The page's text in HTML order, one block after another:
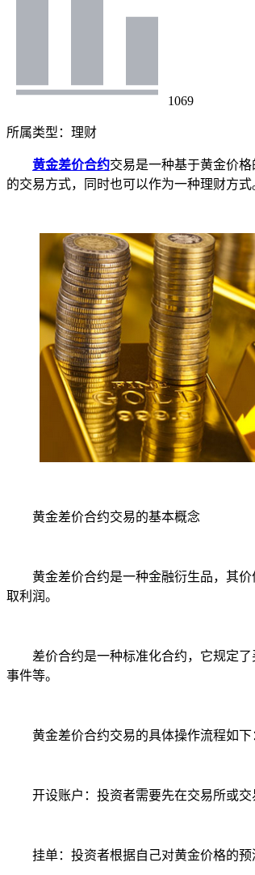
1069
所属类型： 理财
黄金差价合约交易是一种基于黄金价
的交易方式，同时也可以作为一种理财方式
黄金差价合约交易的基本概念
黄金差价合约是一种金融衍生品，其价
取利润。
差价合约是一种标准化合约，它规定了
事件等。
黄金差价合约交易的具体操作流程如下
开设账户：投资者需要先在交易所或交
挂单：投资者根据自己对黄金价格的预